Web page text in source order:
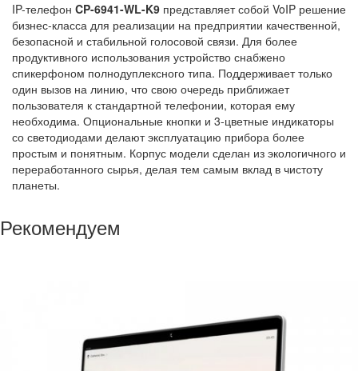
IP-телефон CP-6941-WL-K9 представляет собой VoIP решение
бизнес-класса для реализации на предприятии качественной,
безопасной и стабильной голосовой связи. Для более
продуктивного использования устройство снабжено
спикерфоном полнодуплексного типа. Поддерживает только
один вызов на линию, что свою очередь приближает
пользователя к стандартной телефонии, которая ему
необходима. Опциональные кнопки и 3-цветные индикаторы
со светодиодами делают эксплуатацию прибора более
простым и понятным. Корпус модели сделан из экологичного и
переработанного сырья, делая тем самым вклад в чистоту
планеты.
Рекомендуем